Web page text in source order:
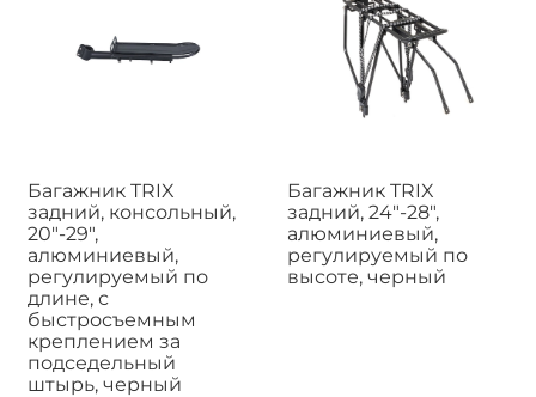
Багажник TRIX
задний, консольный,
20"-29",
алюминиевый,
регулируемый по
длине, с
быстросъемным
креплением за
подседельный
штырь, черный
Багажник TRIX
задний, 24"-28",
алюминиевый,
регулируемый по
высоте, черный